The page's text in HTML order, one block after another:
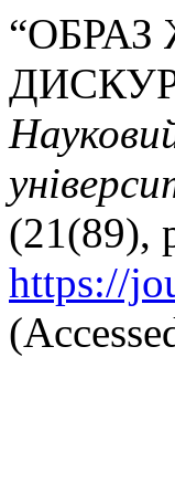
(21(89),
https://